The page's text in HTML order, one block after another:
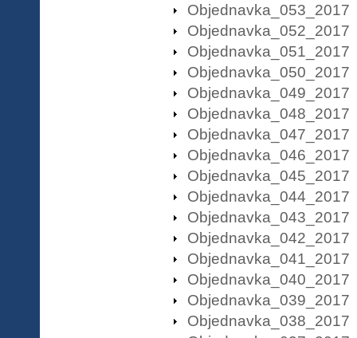
Objednavka_053_2017
Objednavka_052_2017
Objednavka_051_2017
Objednavka_050_2017
Objednavka_049_2017
Objednavka_048_2017
Objednavka_047_2017
Objednavka_046_2017
Objednavka_045_2017
Objednavka_044_2017
Objednavka_043_2017
Objednavka_042_2017
Objednavka_041_2017
Objednavka_040_2017
Objednavka_039_2017
Objednavka_038_2017